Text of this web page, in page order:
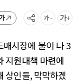
시장에 불이 나 3
지원대책 마련에
상인들, 막막하겠